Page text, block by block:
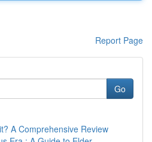
Report Page
Go
A Comprehensive Review